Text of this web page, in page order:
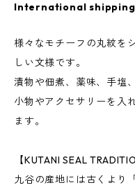
International
様々なモチーフの丸紋を
しい文様です。
漬物や佃煮、薬味、手塩
小物やアクセサリーを入
ます。
【KUTANI SEAL
九谷の産地には古くより